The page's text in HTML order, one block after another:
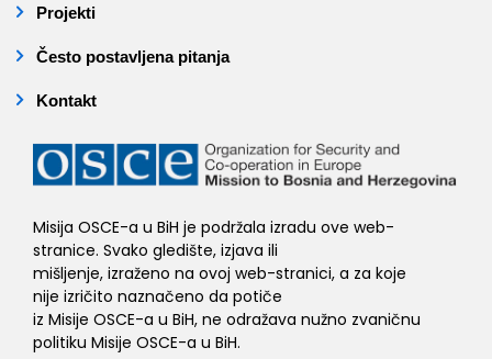
Projekti
Često postavljena pitanja
Kontakt
Misija OSCE-a u BiH je podržala izradu ove web-
stranice. Svako gledište, izjava ili
mišljenje, izraženo na ovoj web-stranici, a za koje
nije izričito naznačeno da potiče
iz Misije OSCE-a u BiH, ne odražava nužno zvaničnu
politiku Misije OSCE-a u BiH.